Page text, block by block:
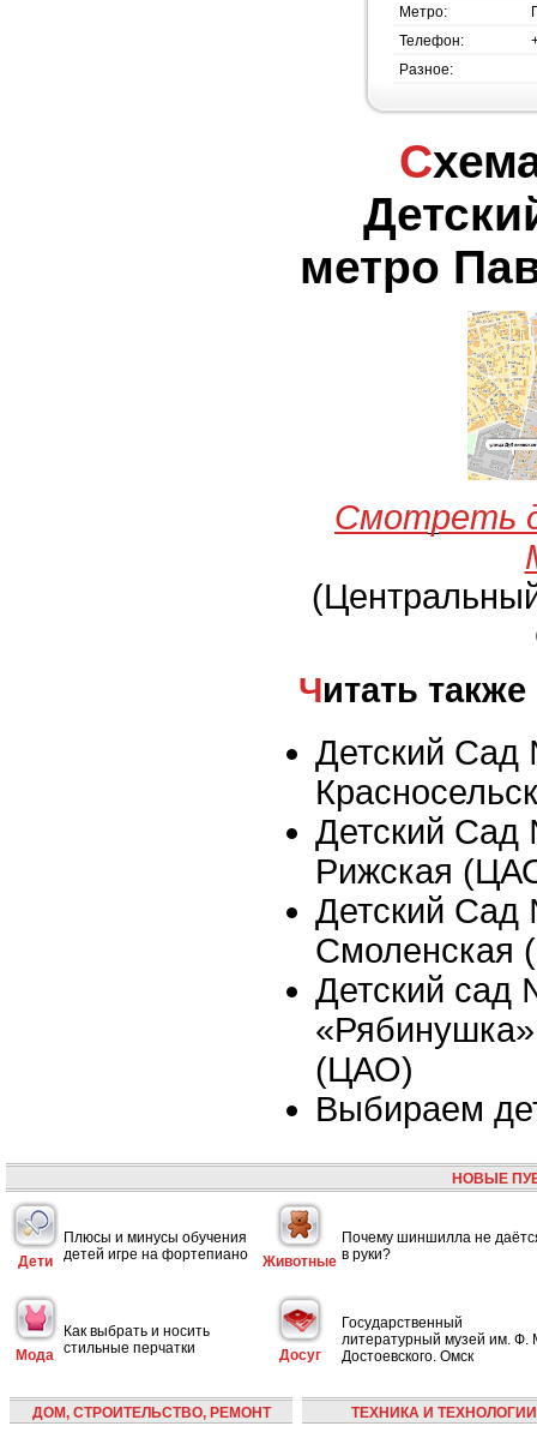
Метро:
Телефон:
Разное:
Схема проезда -
метро
Смотреть
Читать также
Детский
Детский
Рижская
Детский
Смоленская
Детский сад
(ЦАО)
Выбираем
НОВЫЕ
Дети
Плюсы и минусы обучения
детей игре на фортепиано
Животные
Почему шиншилла не
в руки?
Мода
Как выбрать и носить
стильные перчатки
Досуг
Государственный
литературный музей им. Ф.
Достоевского. Омск
ДОМ, СТРОИТЕЛЬСТВО, РЕМОНТ ТЕХНИКА И ТЕХНОЛОГИИ